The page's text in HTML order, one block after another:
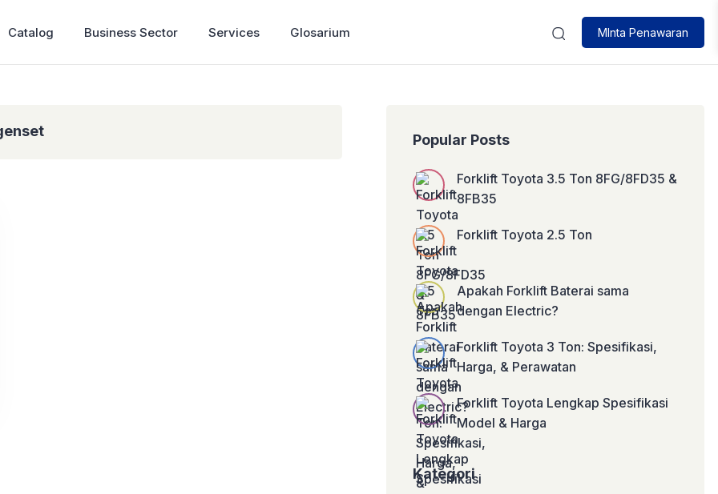
MInta Penawaran
Catalog Business Sector Services Glosarium
Popular Posts
Forklift Toyota 3.5 Ton 8FG/8FD35 &
8FB35
Forklift Toyota 2.5 Ton
Apakah Forklift Baterai sama
dengan Electric?
Forklift Toyota 3 Ton: Spesifikasi,
Harga, & Perawatan
Forklift Toyota Lengkap Spesifikasi
Model & Harga
Kategori